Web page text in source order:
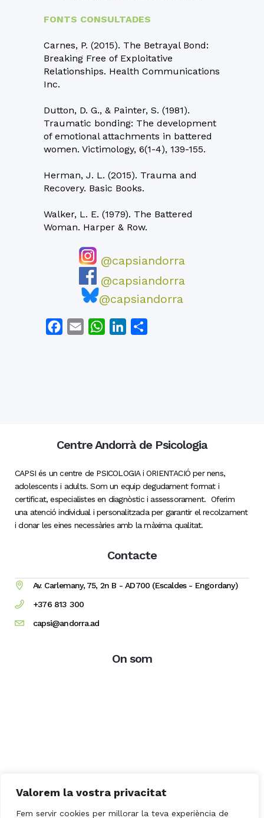
Valorem la vostra privacitat
Fem servir cookies per millorar la teva experiència de
FONTS CONSULTADES
Carnes, P. (2015). The Betrayal Bond:
Breaking Free of Exploitative
Relationships. Health Communications
Inc.
Dutton, D. G., & Painter, S. (1981).
Traumatic bonding: The development
of emotional attachments in battered
women. Victimology, 6(1-4), 139-155.
Herman, J. L. (2015). Trauma and
Recovery. Basic Books.
Walker, L. E. (1979). The Battered
Woman. Harper & Row.
@capsiandorra
@capsiandorra
@capsiandorra
Facebook
Email WhatsAppLinkedIn
Centre Andorrà de Psicologia
CAPSI és un centre de PSICOLOGIA i ORIENTACIÓ per nens,
adolescents i adults. Som un equip degudament format i
certificat, especialistes en diagnòstic i assessorament. Oferim
una atenció individual i personalitzada per garantir el recolzament
i donar les eines necessàries amb la màxima qualitat.
Contacte
Av. Carlemany, 75, 2n B - AD700 (Escaldes - Engordany)
+376 813 300
capsi@andorra.ad
On som